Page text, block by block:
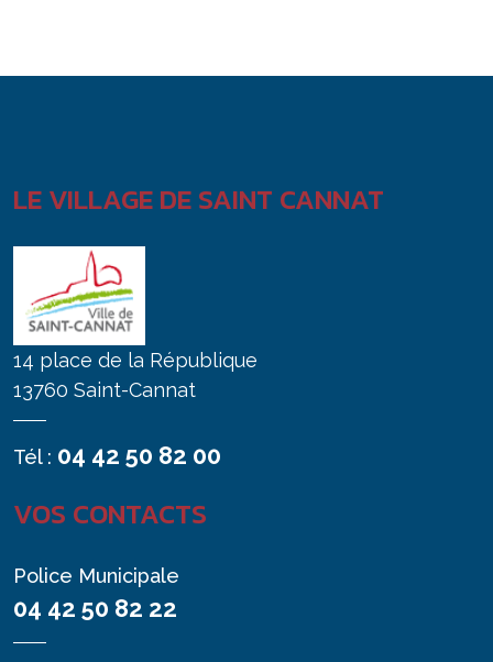
LE VILLAGE DE SAINT CANNAT
14 place de la République
13760 Saint-Cannat
Tél : 04 42 50 82 00
VOS CONTACTS
Police Municipale
04 42 50 82 22